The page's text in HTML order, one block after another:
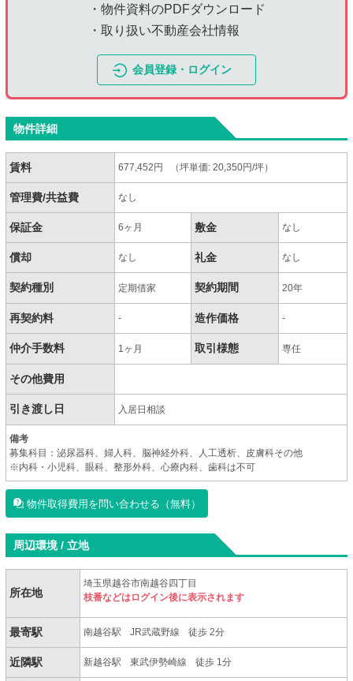
・物件資料のPDFダウンロード
・取り扱い不動産会社情報
会員登録・ログイン
物件詳細
賃料 677,452円 （坪単価: 20,350円/坪）
管理費/共益費 なし
保証金 6ヶ月 敷金 なし
償却 なし 礼金 なし
契約種別 定期借家 契約期間 20年
再契約料 - 造作価格 -
仲介手数料 1ヶ月 取引様態 専任
その他費用
引き渡し日 入居日相談
備考
募集科目：泌尿器科、婦人科、脳神経外科、人工透析、皮膚科その他
※内科・小児科、眼科、整形外科、心療内科、歯科は不可
物件取得費用を問い合わせる（無料）
周辺環境 / 立地
所在地
埼玉県越谷市南越谷四丁目
枝番などはログイン後に表示されます
最寄駅 南越谷駅 JR武蔵野線 徒歩 2分
近隣駅 新越谷駅 東武伊勢崎線 徒歩 1分